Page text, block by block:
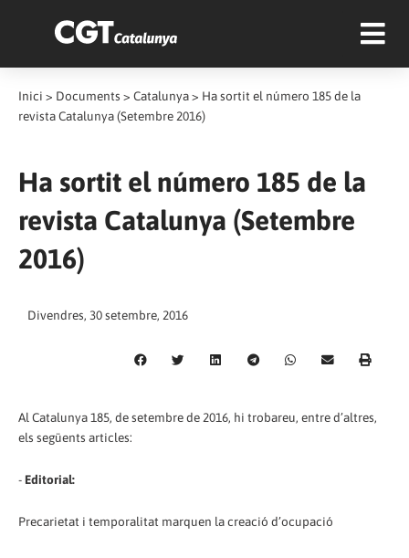
Inici > Documents > Catalunya> Ha sortit el número 185 de la
revista Catalunya (Setembre 2016)
Ha sortit el número 185 de la
revista Catalunya (Setembre
2016)
Divendres, 30 setembre, 2016
Al Catalunya 185, de setembre de 2016, hi trobareu, entre d’altres,
els següents articles:
- Editorial:
Precarietat i temporalitat marquen la creació d’ocupació